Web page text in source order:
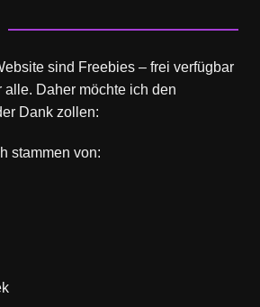
sind Freebies – frei verfügbar
alle. Daher möchte ich den
Dank zollen:
stammen von: